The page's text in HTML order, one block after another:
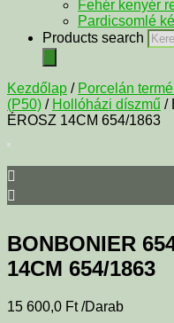
Fehér kenyér
Pardicsomlé
Products search
Kezdőlap / Porcelán
(P50) / Hollóházi díszmű /
ÉROSZ 14CM 654/1863
BONBONIER
14CM 654/1863
15 600,0 Ft /Darab